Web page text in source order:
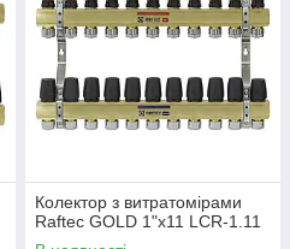
Колектор з витратомірами
Raftec GOLD 1"х11 LCR-1.11